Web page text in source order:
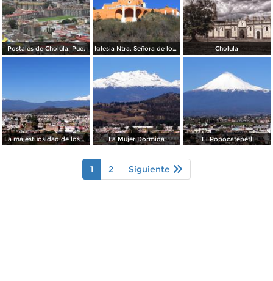
Postales de Cholula, Pue. Iglesia Ntra. Señora de los Remedios Cholula
La majestuosidad de los dos volcanes La Mujer Dormida El Popocatepetl
1 2 Siguiente